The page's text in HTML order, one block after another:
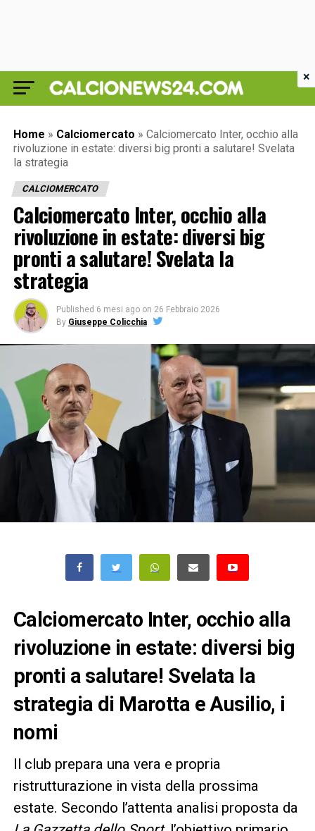
Home » Calciomercato » Calciomercato Inter, occhio alla
rivoluzione in estate: diversi big pronti a salutare! Svelata
la strategia
CALCIOMERCATO
Calciomercato Inter, occhio alla
rivoluzione in estate: diversi big
pronti a salutare! Svelata la
strategia
Published 6 mesi ago on 26 Febbraio 2026
By Giuseppe Colicchia
Calciomercato Inter, occhio alla
rivoluzione in estate: diversi big
pronti a salutare! Svelata la
strategia di Marotta e Ausilio, i
nomi
Il club prepara una vera e propria
ristrutturazione in vista della prossima
estate. Secondo l’attenta analisi proposta da
×